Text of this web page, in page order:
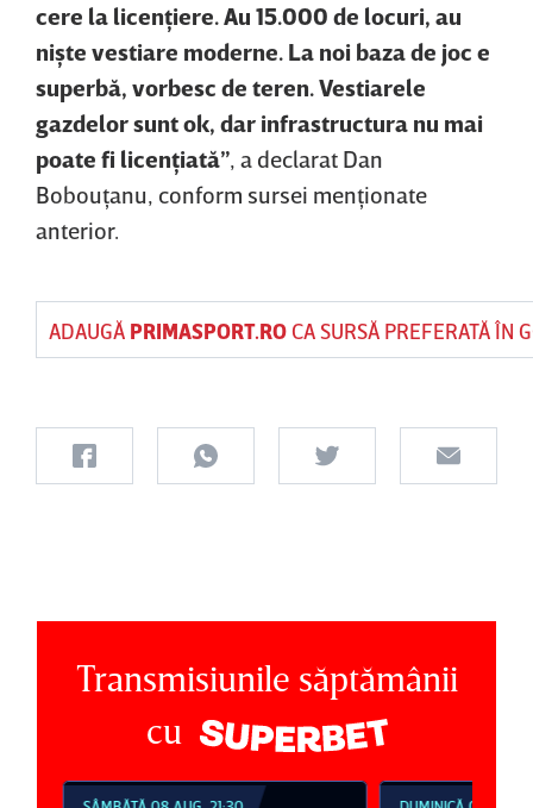
cere la licenţiere. Au 15.000 de locuri, au
nişte vestiare moderne. La noi baza de joc e
superbă, vorbesc de teren. Vestiarele
gazdelor sunt ok, dar infrastructura nu mai
poate fi licenţiată”, a declarat Dan
Bobouţanu, conform sursei menţionate
anterior.
ADAUGĂ PRIMASPORT.ROCA SURSĂ PREFERATĂ ÎN
Transmisiunile săptămânii
cu